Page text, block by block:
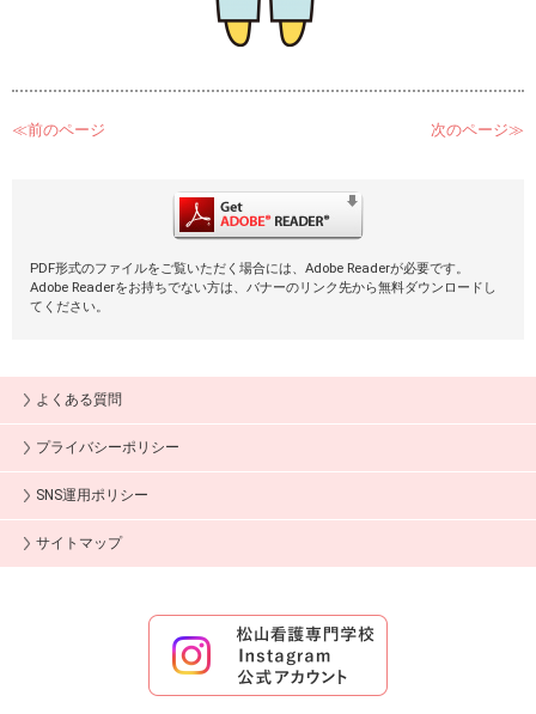
≪前のページ 次のページ≫
PDF形式のファイルをご覧いただく場合には、Adobe Readerが必要です。
Adobe Readerをお持ちでない方は、バナーのリンク先から無料ダウンロードし
てください。
よくある質問
プライバシーポリシー
SNS運用ポリシー
サイトマップ